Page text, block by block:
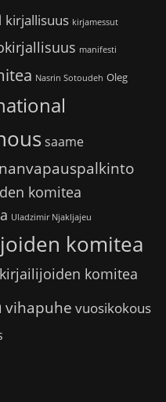
kirjallisuus kirjamessut
manifesti
Nasrin Sotoudeh Oleg
saame
komitea
Uladzimir Njakljajeu
komitea
komitea
vihapuhe vuosikokous